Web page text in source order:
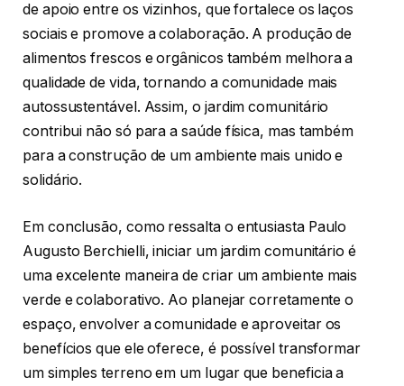
de apoio entre os vizinhos, que fortalece os laços
sociais e promove a colaboração. A produção de
alimentos frescos e orgânicos também melhora a
qualidade de vida, tornando a comunidade mais
autossustentável. Assim, o jardim comunitário
contribui não só para a saúde física, mas também
para a construção de um ambiente mais unido e
solidário.
Em conclusão, como ressalta o entusiasta Paulo
Augusto Berchielli, iniciar um jardim comunitário é
uma excelente maneira de criar um ambiente mais
verde e colaborativo. Ao planejar corretamente o
espaço, envolver a comunidade e aproveitar os
benefícios que ele oferece, é possível transformar
um simples terreno em um lugar que beneficia a